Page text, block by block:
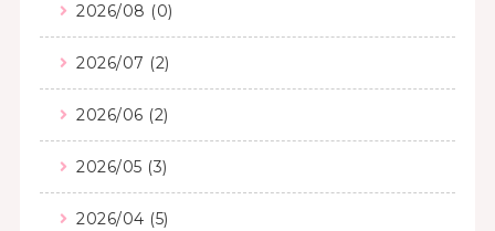
2026/08 (0)
2026/07 (2)
2026/06 (2)
2026/05 (3)
2026/04 (5)